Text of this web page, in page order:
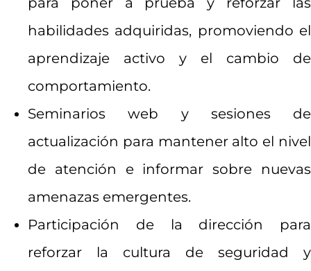
habilidades adquiridas, promoviendo el
aprendizaje activo y el cambio de
comportamiento.
Seminarios web y sesiones de
actualización para mantener alto el nivel
de atención e informar sobre nuevas
amenazas emergentes.
Participación de la dirección para
reforzar la cultura de seguridad y